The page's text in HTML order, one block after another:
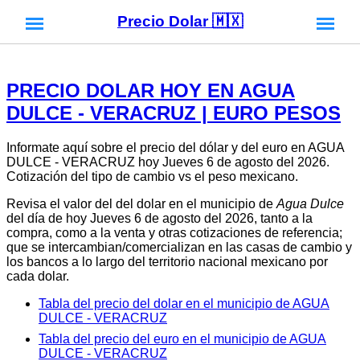
Precio Dolar 🇲🇽
PRECIO DOLAR HOY EN AGUA
DULCE - VERACRUZ | EURO PESOS
Informate aquí sobre el precio del dólar y del euro en AGUA
DULCE - VERACRUZ hoy Jueves 6 de agosto del 2026.
Cotización del tipo de cambio vs el peso mexicano.
Revisa el valor del del dolar en el municipio de Agua Dulce
del día de hoy Jueves 6 de agosto del 2026, tanto a la
compra, como a la venta y otras cotizaciones de referencia;
que se intercambian/comercializan en las casas de cambio y
los bancos a lo largo del territorio nacional mexicano por
cada dolar.
Tabla del precio del dolar en el municipio de AGUA
DULCE - VERACRUZ
Tabla del precio del euro en el municipio de AGUA
DULCE - VERACRUZ